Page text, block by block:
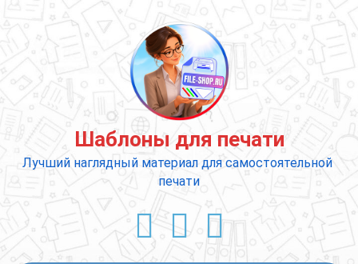
содержимому
Шаблоны для печати
Лучший наглядный материал для самостоятельной
печати
ВКонтакте
YouTube
E-mail